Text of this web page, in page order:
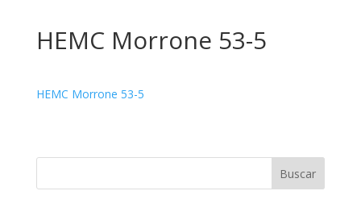
HEMC Morrone 53-5
HEMC Morrone 53-5